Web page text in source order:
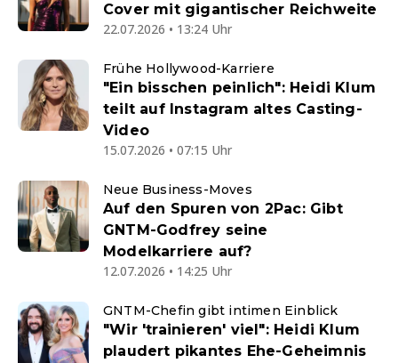
Cover mit gigantischer Reichweite
22.07.2026 • 13:24 Uhr
Frühe Hollywood-Karriere
"Ein bisschen peinlich": Heidi Klum
teilt auf Instagram altes Casting-
Video
15.07.2026 • 07:15 Uhr
Neue Business-Moves
Auf den Spuren von 2Pac: Gibt
GNTM-Godfrey seine
Modelkarriere auf?
12.07.2026 • 14:25 Uhr
GNTM-Chefin gibt intimen Einblick
"Wir 'trainieren' viel": Heidi Klum
plaudert pikantes Ehe-Geheimnis